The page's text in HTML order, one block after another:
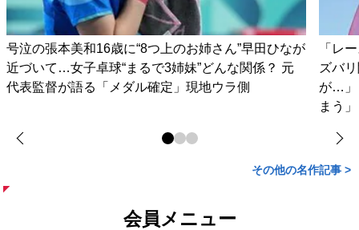
号泣の張本美和16歳に“8つ上のお姉さん”早田ひなが
近づいて…女子卓球“まるで3姉妹”どんな関係？ 元
代表監督が語る「メダル確定」現地ウラ側
「レ
ズバ
が…」
まう」
その他の名作記事 >
会員メニュー